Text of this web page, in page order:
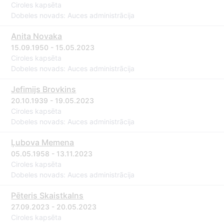
Ciroles kapsēta
Dobeles novads: Auces administrācija
Anita Novaka
15.09.1950 - 15.05.2023
Ciroles kapsēta
Dobeles novads: Auces administrācija
Jefimijs Brovkins
20.10.1939 - 19.05.2023
Ciroles kapsēta
Dobeles novads: Auces administrācija
Ļubova Memena
05.05.1958 - 13.11.2023
Ciroles kapsēta
Dobeles novads: Auces administrācija
Pēteris Skaistkalns
27.09.2023 - 20.05.2023
Ciroles kapsēta